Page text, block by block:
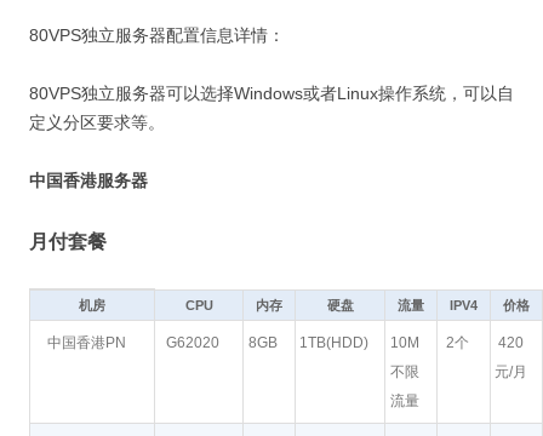
80VPS独立服务器配置信息详情：
80VPS独立服务器可以选择Windows或者Linux操作系统，可以自
定义分区要求等。
中国香港服务器
月付套餐
机房 CPU 内存 硬盘 流量 IPV4 价格
中国香港PN G62020 8GB 1TB(HDD)
10M
不限
流量
2个
420
元/月